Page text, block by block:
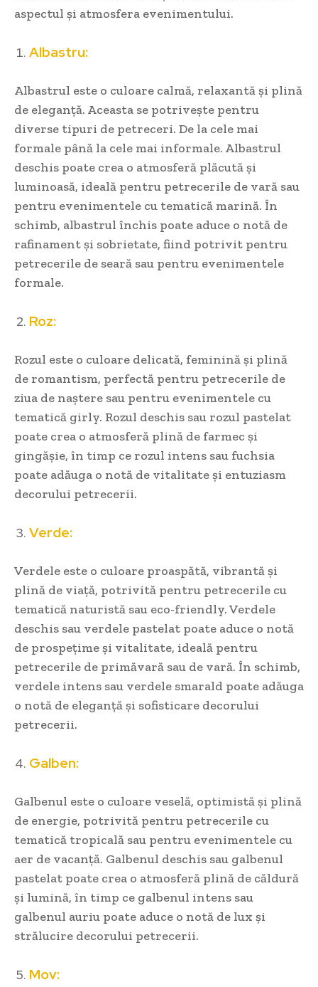
aspectul și atmosfera evenimentului.
Albastru:
Albastrul este o culoare calmă, relaxantă și plină
de eleganță. Aceasta se potrivește pentru
diverse tipuri de petreceri. De la cele mai
formale până la cele mai informale. Albastrul
deschis poate crea o atmosferă plăcută și
luminoasă, ideală pentru petrecerile de vară sau
pentru evenimentele cu tematică marină. În
schimb, albastrul închis poate aduce o notă de
rafinament și sobrietate, fiind potrivit pentru
petrecerile de seară sau pentru evenimentele
formale.
Roz:
Rozul este o culoare delicată, feminină și plină
de romantism, perfectă pentru petrecerile de
ziua de naștere sau pentru evenimentele cu
tematică girly. Rozul deschis sau rozul pastelat
poate crea o atmosferă plină de farmec și
gingășie, în timp ce rozul intens sau fuchsia
poate adăuga o notă de vitalitate și entuziasm
decorului petrecerii.
Verde:
Verdele este o culoare proaspătă, vibrantă și
plină de viață, potrivită pentru petrecerile cu
tematică naturistă sau eco-friendly. Verdele
deschis sau verdele pastelat poate aduce o notă
de prospețime și vitalitate, ideală pentru
petrecerile de primăvară sau de vară. În schimb,
verdele intens sau verdele smarald poate adăuga
o notă de eleganță și sofisticare decorului
petrecerii.
Galben:
Galbenul este o culoare veselă, optimistă și plină
de energie, potrivită pentru petrecerile cu
tematică tropicală sau pentru evenimentele cu
aer de vacanță. Galbenul deschis sau galbenul
pastelat poate crea o atmosferă plină de căldură
și lumină, în timp ce galbenul intens sau
galbenul auriu poate aduce o notă de lux și
strălucire decorului petrecerii.
Mov: